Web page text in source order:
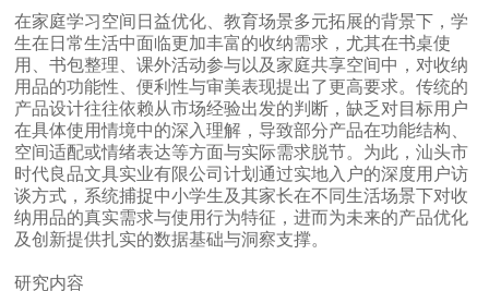
在家庭学习空间日益优化、教育场景多元拓展的背景下，学
生在日常生活中面临更加丰富的收纳需求，尤其在书桌使
用、书包整理、课外活动参与以及家庭共享空间中，对收纳
用品的功能性、便利性与审美表现提出了更高要求。传统的
产品设计往往依赖从市场经验出发的判断，缺乏对目标用户
在具体使用情境中的深入理解，导致部分产品在功能结构、
空间适配或情绪表达等方面与实际需求脱节。为此，汕头市
时代良品文具实业有限公司计划通过实地入户的深度用户访
谈方式，系统捕捉中小学生及其家长在不同生活场景下对收
纳用品的真实需求与使用行为特征，进而为未来的产品优化
及创新提供扎实的数据基础与洞察支撑。
研究内容